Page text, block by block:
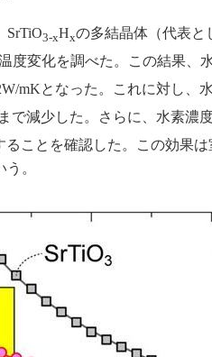
3-xHxの多結晶体（代表と
度変化を調べた。この結果、
mKとなった。これに対し、
で減少した。さらに、水素濃
ることを確認した。この効果
。